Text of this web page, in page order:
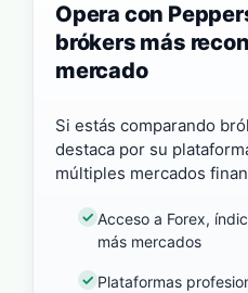
Opera con
brókers más
mercado
Si estás comparando
destaca por su
múltiples mercados
Acceso a Forex,
más mercados
Plataformas